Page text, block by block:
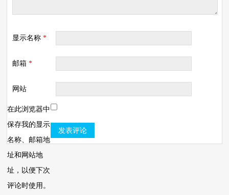
显示名称*
邮箱*
网站
在此浏览器中
保存我的显示
名称、邮箱地
址和网站地
址，以便下次
评论时使用。